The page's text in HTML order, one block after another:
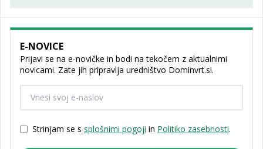
E-NOVICE
Prijavi se na e-novičke in bodi na tekočem z aktualnimi
novicami. Zate jih pripravlja uredništvo Dominvrt.si.
Strinjam se s splošnimi pogoji in Politiko zasebnosti.